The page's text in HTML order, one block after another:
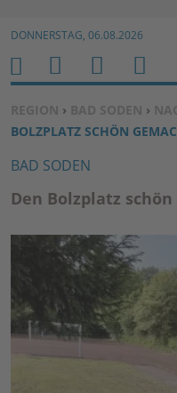
Zum
DONNERSTAG, 06.08.2026
SIE BEFINDEN SICH HIER:
REGION › BAD SODEN ›
BOLZPLATZ SCHÖN
BAD SODEN
Den Bolzplatz
H
O
M
E
M
E
N
U
S
U
C
N
B
E
N
Z
R
F
U
N
K
TI
O